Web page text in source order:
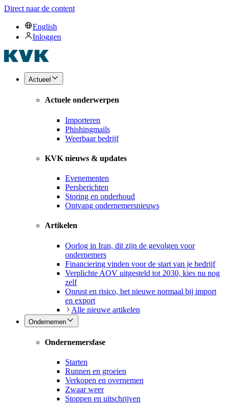
Direct naar de content
English
Inloggen
Actueel
Actuele onderwerpen
Importeren
Phishingmails
Weerbaar bedrijf
KVK nieuws & updates
Evenementen
Persberichten
Storing en onderhoud
Ontvang ondernemersnieuws
Artikelen
Oorlog in Iran, dit zijn de gevolgen voor
ondernemers
Financiering vinden voor de start van je bedrijf
Verplichte AOV uitgesteld tot 2030, kies nu nog
zelf
Onrust en risico, het nieuwe normaal bij import
en export
Alle nieuwe artikelen
Ondernemen
Ondernemersfase
Starten
Runnen en groeien
Verkopen en overnemen
Zwaar weer
Stoppen en uitschrijven